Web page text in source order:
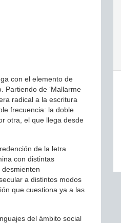
con el elemento de
Partiendo de ‘Mallarme
radical a la escritura
frecuencia: la doble
otra, el que llega desde
de la letra
con distintas
a distintos modos
que cuestiona ya a las
del ámbito social